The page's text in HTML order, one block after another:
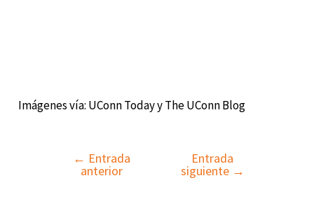
Imágenes vía: UConn Today y The UConn Blog
Navegación
← Entrada
anterior
Entrada
siguiente →